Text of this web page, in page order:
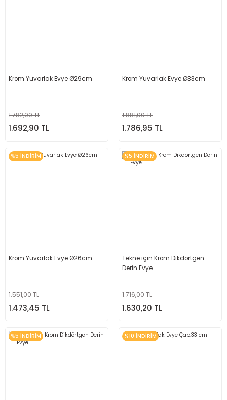
Krom Yuvarlak Evye Ø29cm
1.782,00 TL
1.692,90 TL
Krom Yuvarlak Evye Ø33cm
1.881,00 TL
1.786,95 TL
%5 İNDİRİM
Krom Yuvarlak Evye Ø26cm
1.551,00 TL
1.473,45 TL
%5 İNDİRİM
Tekne için Krom Dikdörtgen
Derin Evye
1.716,00 TL
1.630,20 TL
%5 İNDİRİM %10 İNDİRİM